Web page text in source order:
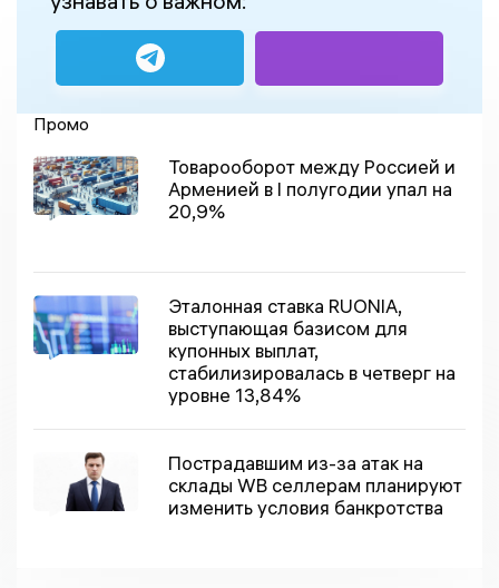
Промо
Товарооборот между Россией и
Арменией в I полугодии упал на
20,9%
Эталонная ставка RUONIA,
выступающая базисом для
купонных выплат,
стабилизировалась в четверг на
уровне 13,84%
Пострадавшим из-за атак на
склады WВ селлерам планируют
изменить условия банкротства